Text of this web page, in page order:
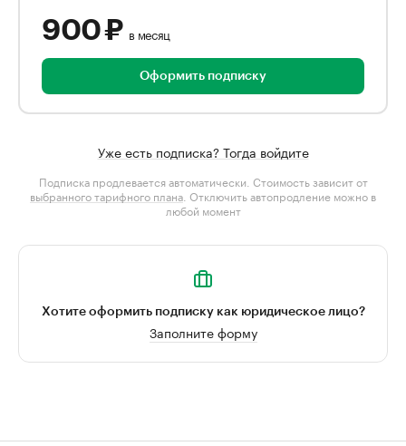
900 ₽ в месяц
Оформить подписку
Уже есть подписка? Тогда войдите
Подписка продлевается автоматически. Стоимость зависит от
выбранного тарифного плана . Отключить автопродление можно в
любой момент
Хотите оформить подписку как юридическое лицо?
Заполните форму